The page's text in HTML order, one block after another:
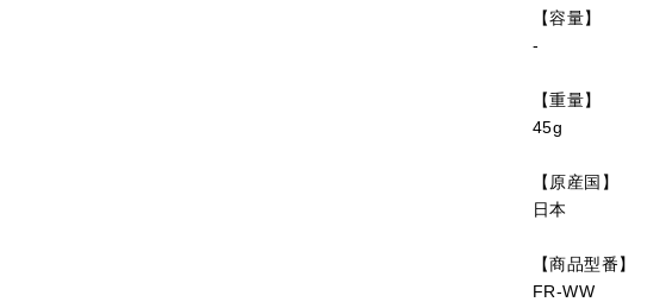
【容量】
-
【重量】
45g
【原産国】
日本
【商品型番】
FR-WW